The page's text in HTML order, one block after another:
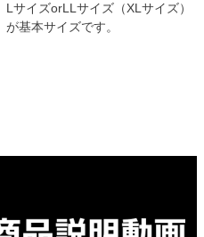
LサイズorLLサイズ（XLサイズ）
が基本サイズです。